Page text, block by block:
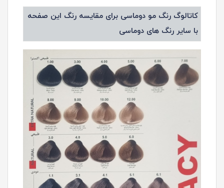
کاتالوگ رنگ مو دوماسی برای مقایسه رنگ این صفحه
با سایر رنگ های دوماسی